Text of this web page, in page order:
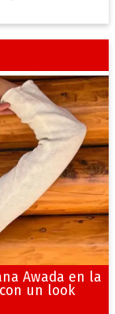
Awada en la
un look